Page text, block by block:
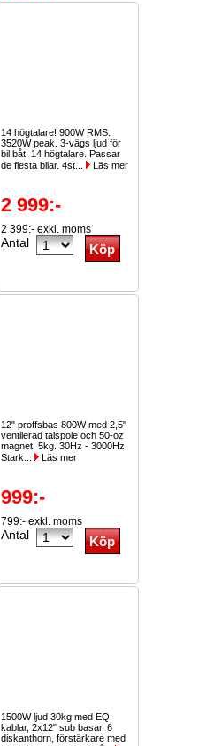
14 högtalare! 900W RMS.
3520W peak. 3-vägs ljud för
bil båt. 14 högtalare. Passar
de flesta bilar. 4st...
Läs mer
2 999:-
2 399:- exkl. moms
Antal
12" proffsbas 800W med 2,5"
ventilerad talspole och 50-oz
magnet. 5kg. 30Hz - 3000Hz.
Stark...
Läs mer
999:-
799:- exkl. moms
Antal
1500W ljud 30kg med EQ,
kablar, 2x12" sub basar, 6
diskanthorn, förstärkare med